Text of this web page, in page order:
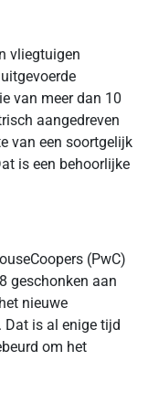
vliegtuigen
van meer dan 10
aangedreven
van een soortgelijk
is een behoorlijke
(PwC)
geschonken aan
nieuwe
Dat is al enige tijd
om het